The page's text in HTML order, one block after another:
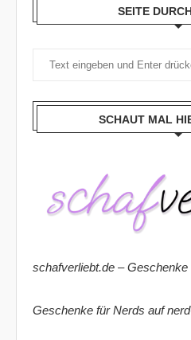
SEITE
SCHAUT MAL
schafverliebt.de –
Geschenke für Nerds auf